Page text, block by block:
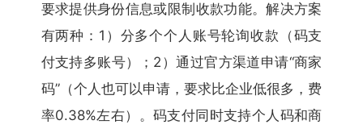
要求提供身份信息或限制收款功能。解决方案
有两种：1）分多个个人账号轮询收款（码支
付支持多账号）；2）通过官方渠道申请“商家
码”（个人也可以申请，要求比企业低很多，费
率0.38%左右）。码支付同时支持个人码和商